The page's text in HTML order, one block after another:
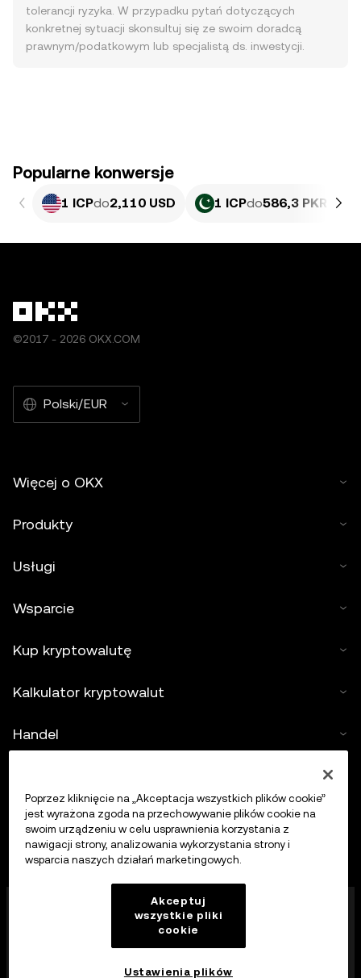
tolerancji ryzyka. W przypadku pytań dotyczących
konkretnej sytuacji skonsultuj się ze swoim doradcą
prawnym/podatkowym lub specjalistą ds. inwestycji.
Popularne konwersje
1 ICPdo2,110 USD 1 ICPdo586,3 PKR
©2017 - 2026 OKX.COM
Polski/EUR
Więcej o OKX
Produkty
Usługi
Wsparcie
Kup kryptowalutę
Kalkulator kryptowalut
Handel
Firma OKX Europe Limited działająca pod nazwą
handlową OKX jest obecnie platformą handlu
kryptowalutami autoryzowaną jako dostawca usług
kryptowalutowych przez MFSA zgodnie z art. 28
ustawy o rynkach aktywów kryptograficznych (rozdział
Poprzez kliknięcie na „Akceptacja wszystkich plików cookie”
jest wyrażona zgoda na przechowywanie plików cookie na
swoim urządzeniu w celu usprawnienia korzystania z
nawigacji strony, analizowania wykorzystania strony i
wsparcia naszych działań marketingowych.
Akceptuj
wszystkie pliki
cookie
Ustawienia plików